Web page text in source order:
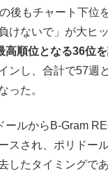
後もチャート下位
けないで」が大ヒ
高順位となる36位
ンし、合計で57週
った。
ールからB-Gram
スされ、ポリドー
したタイミングで